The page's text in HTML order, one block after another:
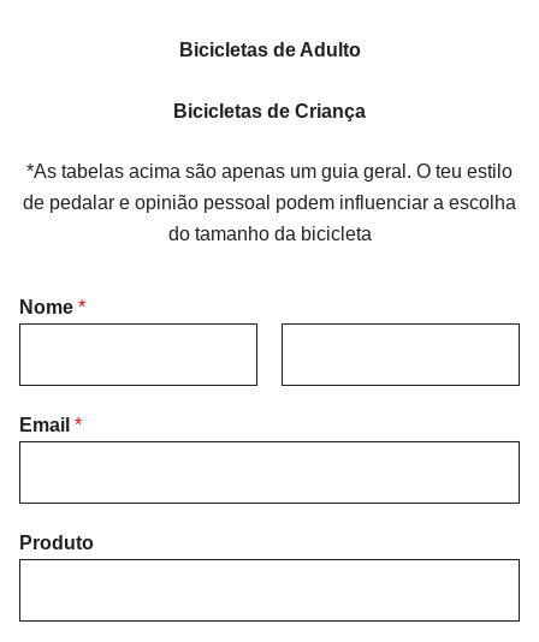
Bicicletas de Adulto
Bicicletas de Criança
*As tabelas acima são apenas um guia geral. O teu estilo
de pedalar e opinião pessoal podem influenciar a escolha
do tamanho da bicicleta
Nome *
t
Email *
Produto